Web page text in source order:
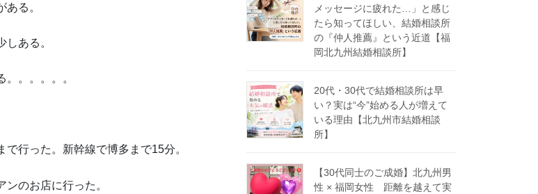
る。
ある。
。。。。。
行った。新幹線で博多まで15分。
のお店に行った。
メッセージに疲れた…」と感じ
たら知ってほしい、結婚相談所
の『仲人推薦』という近道【福
岡北九州結婚相談所】
20代・30代で結婚相談所は早
い？実は“今”始める人が増えて
いる理由【北九州市結婚相談
所】
【30代同士のご成婚】北九州男
性 × 福岡女性 距離を越えて実